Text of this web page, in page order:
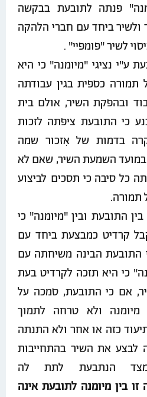
פנתה לתובעת בבקשה
ולשיר ביחד עם חברי הלהקה
לשיר "פומפיי" .
ע"י נציגי "מיומנה" כי היא
כספית בגין עבודתה
ובהפקת השיר, אולם בית
כי התובעת ציפתה לזכות
בדמות של אִזכור שמה
במועד השמעת השיר, שאם לא
כל סיבה כי תסכים לביצוע
תמורה.
התובעת ובין "מיומנה" כי
קרדיט כמבצעת ביחד עם
התובעת הבינה משיחתה עם
כי היא תזכה לקרדיט בעת
אם כי התובעת, סמכה על
מיומנה ולא טרחה לתמוך
כזה או אחר ולא התנתה
את השיר בהתחייבות
הנתבעת לתת לה
זו בין מיומנה לתובעת אינה